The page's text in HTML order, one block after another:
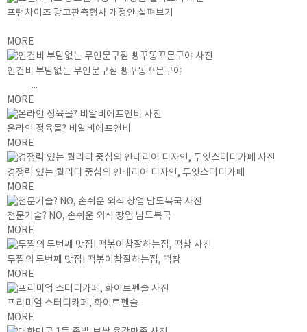
프랜차이즈 광고판촉행사 개정안 살펴보기
MORE
인건비 부담없는 무인문구점 빵꾸똥꾸문구야
...
MORE
온라인 정육몰? 비알비에프앤비
MORE
경쟁력 있는 퀄리티 중심의 인테리어 디자인, 두잇스터디카페
MORE
전문기술? NO, 손쉬운 외식 창업 남도복국
MORE
두찜의 두번째 맛집! 떡볶이참잘하는집, 떡참
MORE
프리미엄 스터디카페, 화이트펜슬
MORE